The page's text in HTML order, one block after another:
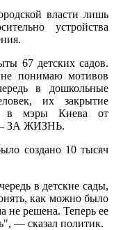
власти лишь
устройства
67 детских садов.
понимаю мотивов
в дошкольные
их закрытие
в мэры Киева от
ЖИЗНЬ.
создано 10 тысяч
в детские сады,
как можно было
не решена. Теперь ее
— сказал политик.